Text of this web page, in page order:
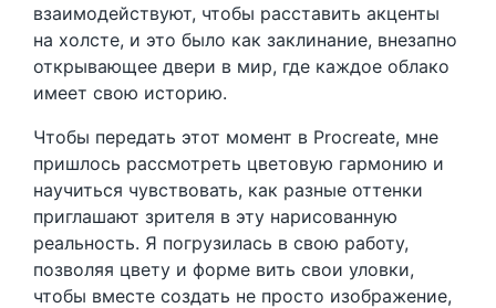
взаимодействуют, чтобы расставить акценты
на холсте, и это было как заклинание, внезапно
открывающее двери в мир, где каждое облако
имеет свою историю.
Чтобы передать этот момент в Procreate, мне
пришлось рассмотреть цветовую гармонию и
научиться чувствовать, как разные оттенки
приглашают зрителя в эту нарисованную
реальность. Я погрузилась в свою работу,
позволяя цвету и форме вить свои уловки,
чтобы вместе создать не просто изображение,